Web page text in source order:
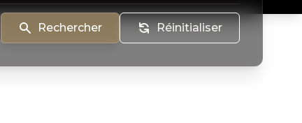
Rechercher Réinitialiser